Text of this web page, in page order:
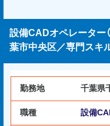
設備CADオペレーター
葉市中央区／専門スキ
勤務地 千葉県
職種 設備